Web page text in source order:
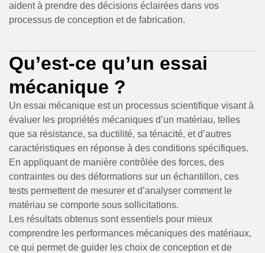
aident à prendre des décisions éclairées dans vos
processus de conception et de fabrication.
Qu’est-ce qu’un essai
mécanique ?
Un essai mécanique est un processus scientifique visant à
évaluer les propriétés mécaniques d’un matériau, telles
que sa résistance, sa ductilité, sa ténacité, et d’autres
caractéristiques en réponse à des conditions spécifiques.
En appliquant de manière contrôlée des forces, des
contraintes ou des déformations sur un échantillon, ces
tests permettent de mesurer et d’analyser comment le
matériau se comporte sous sollicitations.
Les résultats obtenus sont essentiels pour mieux
comprendre les performances mécaniques des matériaux,
ce qui permet de guider les choix de conception et de